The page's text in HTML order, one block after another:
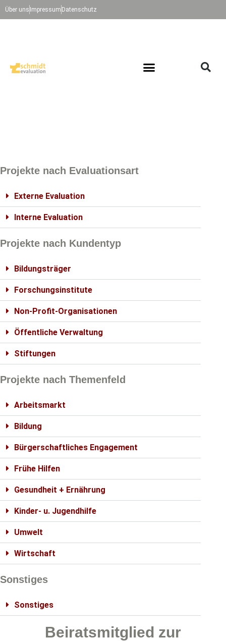
Über uns Impressum Datenschutz
Projekte nach Evaluationsart
Externe Evaluation
Interne Evaluation
Projekte nach Kundentyp
Bildungsträger
Forschungsinstitute
Non-Profit-Organisationen
Öffentliche Verwaltung
Stiftungen
Projekte nach Themenfeld
Arbeitsmarkt
Bildung
Bürgerschaftliches Engagement
Frühe Hilfen
Gesundheit + Ernährung
Kinder- u. Jugendhilfe
Umwelt
Wirtschaft
Sonstiges
Sonstiges
Beiratsmitglied zur